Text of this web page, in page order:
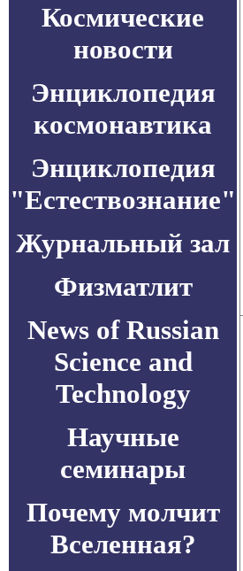
Космические
новости
Энциклопедия
космонавтика
Энциклопедия
"Естествознание"
Журнальный зал
Физматлит
News of Russian
Science and
Technology
Научные
семинары
Почему молчит
Вселенная?